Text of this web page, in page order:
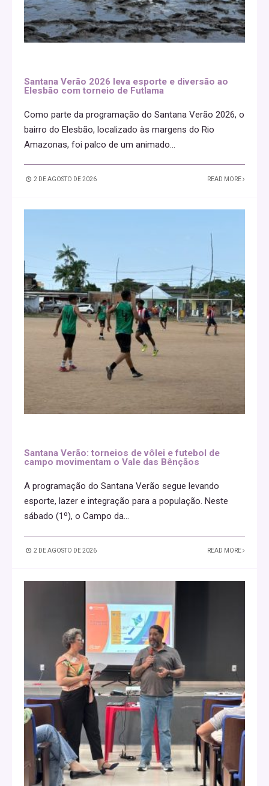
Santana Verão 2026 leva esporte e diversão ao
Elesbão com torneio de Futlama
Como parte da programação do Santana Verão 2026, o
bairro do Elesbão, localizado às margens do Rio
Amazonas, foi palco de um animado...
2 DE AGOSTO DE 2026 READ MORE
Santana Verão: torneios de vôlei e futebol de
campo movimentam o Vale das Bênçãos
A programação do Santana Verão segue levando
esporte, lazer e integração para a população. Neste
sábado (1º), o Campo da...
2 DE AGOSTO DE 2026 READ MORE